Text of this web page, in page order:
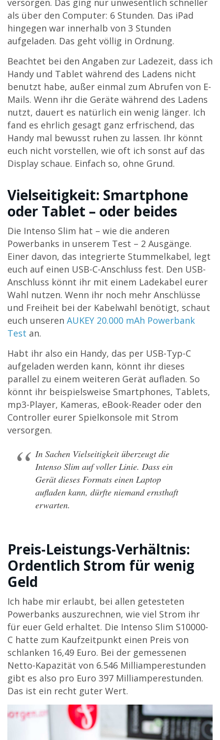
versorgen. Das ging nur unwesentlich schneller
als über den Computer: 6 Stunden. Das iPad
hingegen war innerhalb von 3 Stunden
aufgeladen. Das geht völlig in Ordnung.
Beachtet bei den Angaben zur Ladezeit, dass ich
Handy und Tablet während des Ladens nicht
benutzt habe, außer einmal zum Abrufen von E-
Mails. Wenn ihr die Geräte während des Ladens
nutzt, dauert es natürlich ein wenig länger. Ich
fand es ehrlich gesagt ganz erfrischend, das
Handy mal bewusst ruhen zu lassen. Ihr könnt
euch nicht vorstellen, wie oft ich sonst auf das
Display schaue. Einfach so, ohne Grund.
Vielseitigkeit: Smartphone
oder Tablet – oder beides
Die Intenso Slim hat – wie die anderen
Powerbanks in unserem Test – 2 Ausgänge.
Einer davon, das integrierte Stummelkabel, legt
euch auf einen USB-C-Anschluss fest. Den USB-
Anschluss könnt ihr mit einem Ladekabel eurer
Wahl nutzen. Wenn ihr noch mehr Anschlüsse
und Freiheit bei der Kabelwahl benötigt, schaut
euch unseren AUKEY 20.000 mAh Powerbank
Test an.
Habt ihr also ein Handy, das per USB-Typ-C
aufgeladen werden kann, könnt ihr dieses
parallel zu einem weiteren Gerät aufladen. So
könnt ihr beispielsweise Smartphones, Tablets,
mp3-Player, Kameras, eBook-Reader oder den
Controller eurer Spielkonsole mit Strom
versorgen.
In Sachen Vielseitigkeit überzeugt die
Intenso Slim auf voller Linie. Dass ein
Gerät dieses Formats einen Laptop
aufladen kann, dürfte niemand ernsthaft
erwarten.
Preis-Leistungs-Verhältnis:
Ordentlich Strom für wenig
Geld
Ich habe mir erlaubt, bei allen getesteten
Powerbanks auszurechnen, wie viel Strom ihr
für euer Geld erhaltet. Die Intenso Slim S10000-
C hatte zum Kaufzeitpunkt einen Preis von
schlanken 16,49 Euro. Bei der gemessenen
Netto-Kapazität von 6.546 Milliamperestunden
gibt es also pro Euro 397 Milliamperestunden.
Das ist ein recht guter Wert.